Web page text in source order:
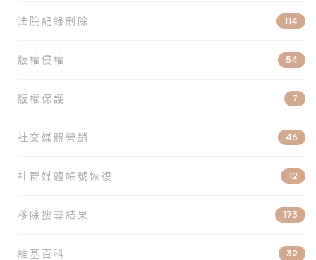
法院紀錄刪除 114
版權侵權 54
版權保護 7
社交媒體營銷 46
社群媒體帳號恢復 12
移除搜尋結果 173
維基百科 32